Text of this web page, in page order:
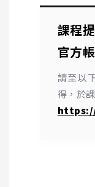
課程
官方
請至以
得，於